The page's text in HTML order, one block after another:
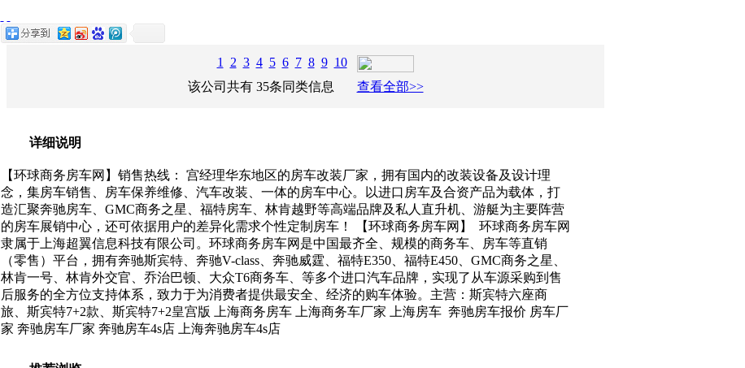
1 2 3 4 5 6 7 8 9 10
该公司共有 35条同类信息 查看全部>>
详细说明
【环球商务房车网】销售热线： 宫经理华东地区的房车改装厂家，拥有国内的改装设备及设计理
念，集房车销售、房车保养维修、汽车改装、一体的房车中心。以进口房车及合资产品为载体，打
造汇聚奔驰房车、GMC商务之星、福特房车、林肯越野等高端品牌及私人直升机、游艇为主要阵营
的房车展销中心，还可依据用户的差异化需求个性定制房车！ 【环球商务房车网】 环球商务房车网
隶属于上海超翼信息科技有限公司。环球商务房车网是中国最齐全、规模的商务车、房车等直销
（零售）平台，拥有奔驰斯宾特、奔驰V-class、奔驰威霆、福特E350、福特E450、GMC商务之星、
林肯一号、林肯外交官、乔治巴顿、大众T6商务车、等多个进口汽车品牌，实现了从车源采购到售
后服务的全方位支持体系，致力于为消费者提供最安全、经济的购车体验。主营：斯宾特六座商
旅、斯宾特7+2款、斯宾特7+2皇宫版 上海商务房车 上海商务车厂家 上海房车 奔驰房车报价 房车厂
家 奔驰房车厂家 奔驰房车4s店 上海奔驰房车4s店